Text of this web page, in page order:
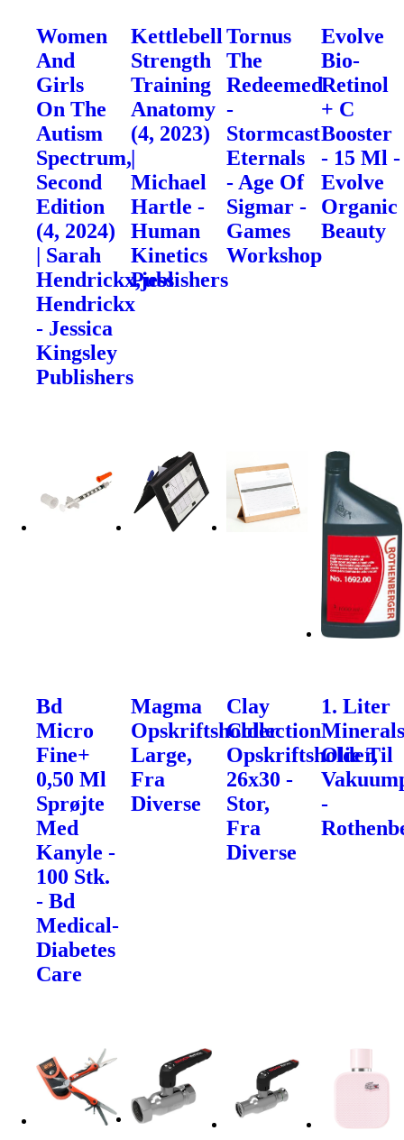
Women
And
Girls
On The
Autism
Spectrum,
Second
Edition
(4, 2024)
| Sarah
Hendrickx,jess
Hendrickx
- Jessica
Kingsley
Publishers
Kettlebell
Strength
Training
Anatomy
(4, 2023)
Michael
Hartle -
Human
Kinetics
Publishers
Tornus
The
Redeemed
-
Stormcast
Eternals
- Age Of
Sigmar -
Games
Workshop
Evolve
Bio-
Retinol
+ C
Booster
- 15 Ml -
Evolve
Organic
Beauty
Bd
Micro
Fine+
0,50 Ml
Sprøjte
Med
Kanyle -
100 Stk.
- Bd
Medical-
Diabetes
Care
Magma
Opskriftsholder
Large,
Fra
Diverse
Clay
Collection
Opskriftsholder,
26x30 -
Stor,
Fra
Diverse
1. Liter
Olie Til
-